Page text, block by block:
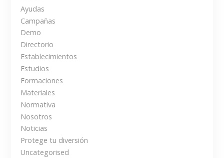
Ayudas
Campañas
Demo
Directorio
Establecimientos
Estudios
Formaciones
Materiales
Normativa
Nosotros
Noticias
Protege tu diversión
Uncategorised